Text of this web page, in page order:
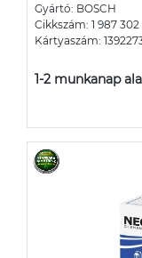
Gyártó: BOSCH
Cikkszám: 1 987 302
Kártyaszám:
1-2 munkanap